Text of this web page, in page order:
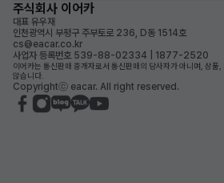
주식회사 이어카
대표 유우재
인천광역시 부평구 주부토로 236, D동 1514호
cs@eacar.co.kr
사업자 등록번호 539-88-02334 | 1877-2520
이어카는 통신판매 중개자로서 통신판매의 당사자가 아니며, 상품
않습니다.
Copyrightⓒ eacar. All right reserved.